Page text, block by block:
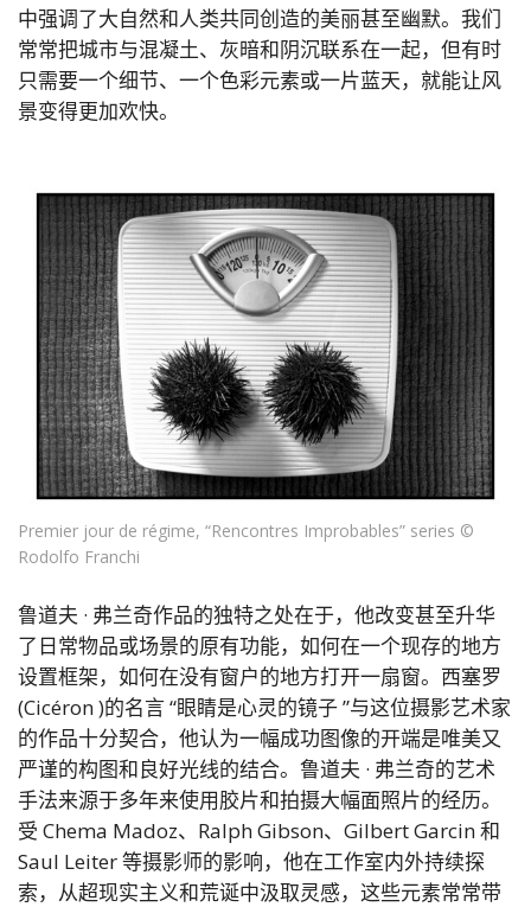
中强调了大自然和人类共同创造的美丽甚至幽默。我们
常常把城市与混凝土、灰暗和阴沉联系在一起，但有时
只需要一个细节、一个色彩元素或一片蓝天，就能让风
景变得更加欢快。
Premier jour de régime, “Rencontres Improbables” series ©
Rodolfo Franchi
鲁道夫 · 弗兰奇作品的独特之处在于，他改变甚至升华
了日常物品或场景的原有功能，如何在一个现存的地方
设置框架，如何在没有窗户的地方打开一扇窗。西塞罗
(Cicéron )的名言 “眼睛是心灵的镜子 ”与这位摄影艺术家
的作品十分契合，他认为一幅成功图像的开端是唯美又
严谨的构图和良好光线的结合。鲁道夫 · 弗兰奇的艺术
手法来源于多年来使用胶片和拍摄大幅面照片的经历。
受 Chema Madoz、Ralph Gibson、Gilbert Garcin 和
Saul Leiter 等摄影师的影响，他在工作室内外持续探
索，从超现实主义和荒诞中汲取灵感，这些元素常常带